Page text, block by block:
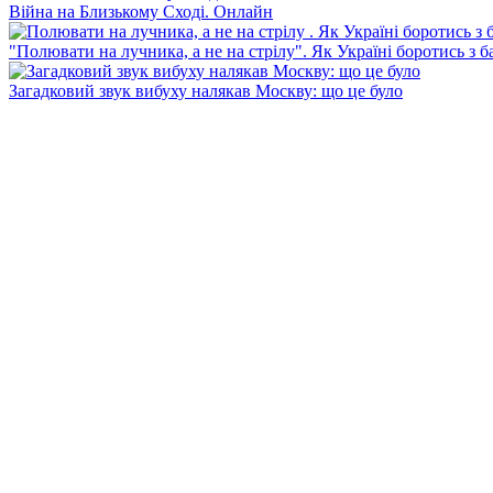
Війна на Близькому Сході. Онлайн
"Полювати на лучника, а не на стрілу". Як Україні боротись з
Загадковий звук вибуху налякав Москву: що це було